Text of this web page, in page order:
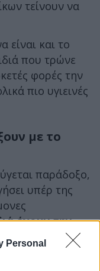
Personal
τείνουν να
είναι και το
που τρώνε
φορές την
πιο υγιεινές
με το
παράδοξο,
υπέρ της
έχουν την
και να
την πίεση να